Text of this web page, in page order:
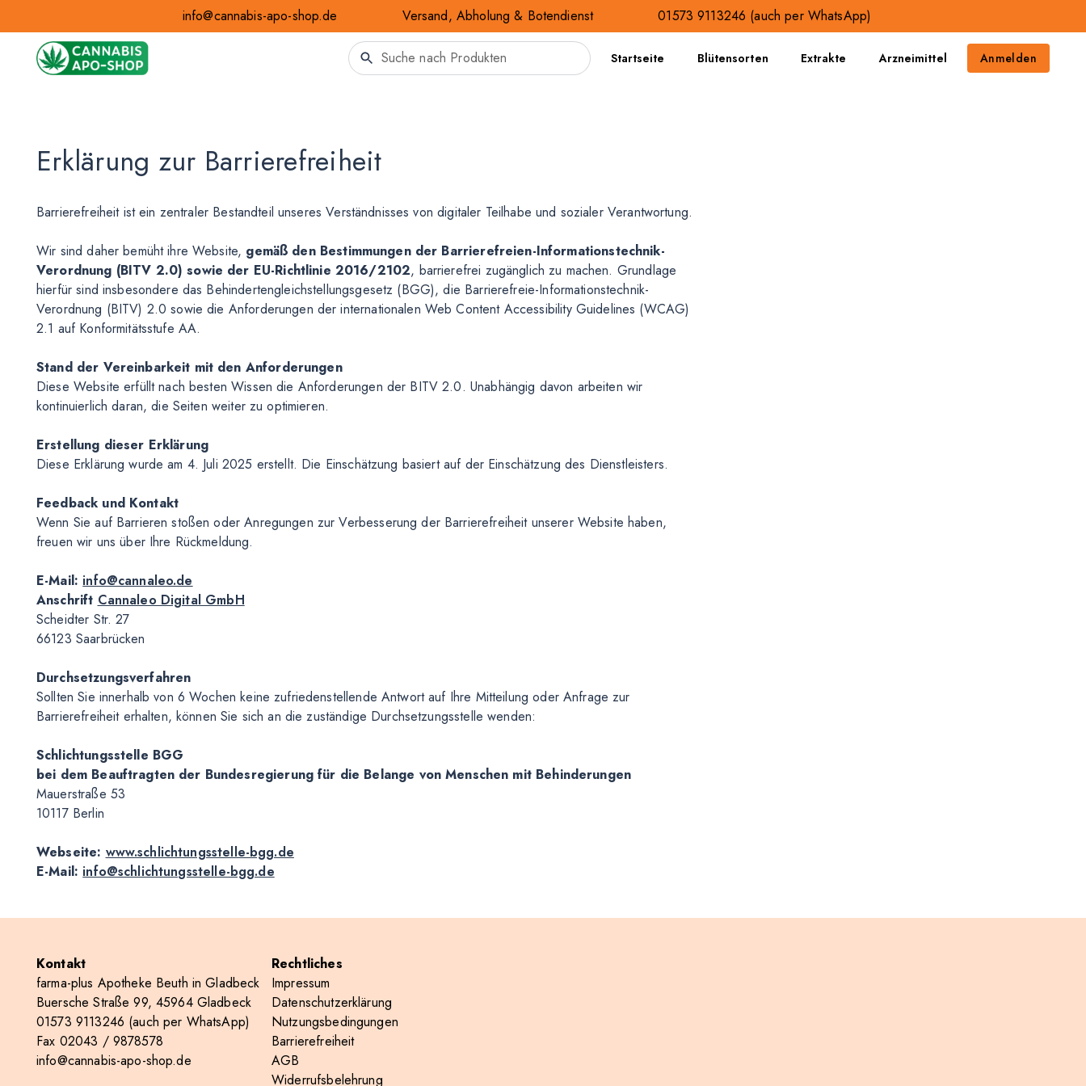
info@cannabis-apo-shop.de Versand, Abholung & Botendienst 01573 9113246 (auch per WhatsApp)
Startseite Blütensorten Extrakte Arzneimittel Anmelden
Erklärung zur Barrierefreiheit
Barrierefreiheit ist ein zentraler Bestandteil unseres Verständnisses von digitaler Teilhabe und sozialer Verantwortung.
Wir sind daher bemüht ihre Website, gemäß den Bestimmungen der Barrierefreien-Informationstechnik-
Verordnung (BITV 2.0) sowie der EU-Richtlinie 2016/2102, barrierefrei zugänglich zu machen. Grundlage
hierfür sind insbesondere das Behindertengleichstellungsgesetz (BGG), die Barrierefreie-Informationstechnik-
Verordnung (BITV) 2.0 sowie die Anforderungen der internationalen Web Content Accessibility Guidelines (WCAG)
2.1 auf Konformitätsstufe AA.
Stand der Vereinbarkeit mit den Anforderungen
Diese Website erfüllt nach besten Wissen die Anforderungen der BITV 2.0. Unabhängig davon arbeiten wir
kontinuierlich daran, die Seiten weiter zu optimieren.
Erstellung dieser Erklärung
Diese Erklärung wurde am 4. Juli 2025 erstellt. Die Einschätzung basiert auf der Einschätzung des Dienstleisters.
Feedback und Kontakt
Wenn Sie auf Barrieren stoßen oder Anregungen zur Verbesserung der Barrierefreiheit unserer Website haben,
freuen wir uns über Ihre Rückmeldung.
E-Mail: info@cannaleo.de
Anschrift Cannaleo Digital GmbH
Scheidter Str. 27
66123 Saarbrücken
Durchsetzungsverfahren
Sollten Sie innerhalb von 6 Wochen keine zufriedenstellende Antwort auf Ihre Mitteilung oder Anfrage zur
Barrierefreiheit erhalten, können Sie sich an die zuständige Durchsetzungsstelle wenden:
Schlichtungsstelle BGG
bei dem Beauftragten der Bundesregierung für die Belange von Menschen mit Behinderungen
Mauerstraße 53
10117 Berlin
Webseite: www.schlichtungsstelle-bgg.de
E-Mail: info@schlichtungsstelle-bgg.de
Kontakt
farma-plus Apotheke Beuth in Gladbeck
Buersche Straße 99, 45964 Gladbeck
01573 9113246 (auch per WhatsApp)
Fax 02043 / 9878578
info@cannabis-apo-shop.de
Rechtliches
Impressum
Datenschutzerklärung
Nutzungsbedingungen
Barrierefreiheit
AGB
Widerrufsbelehrung